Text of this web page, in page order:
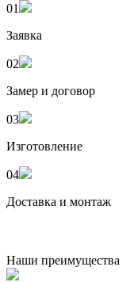
01
Заявка
02
Замер и договор
03
Изготовление
04
Доставка и монтаж
Наши преимущества